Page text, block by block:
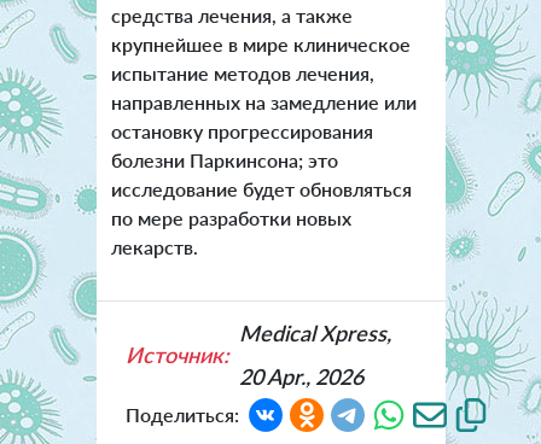
средства лечения, а также
крупнейшее в мире клиническое
испытание методов лечения,
направленных на замедление или
остановку прогрессирования
болезни Паркинсона; это
исследование будет обновляться
по мере разработки новых
лекарств.
Источник:
Medical Xpress,
20 Apr., 2026
Поделиться: